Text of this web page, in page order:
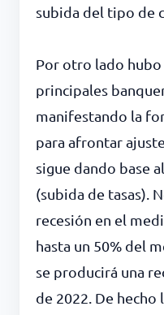
subida del tipo de
Por otro lado
principales
manifestando la
para afrontar
sigue dando base
(subida de tasas).
recesión en el
hasta un 50% del
se producirá una
de 2022. De